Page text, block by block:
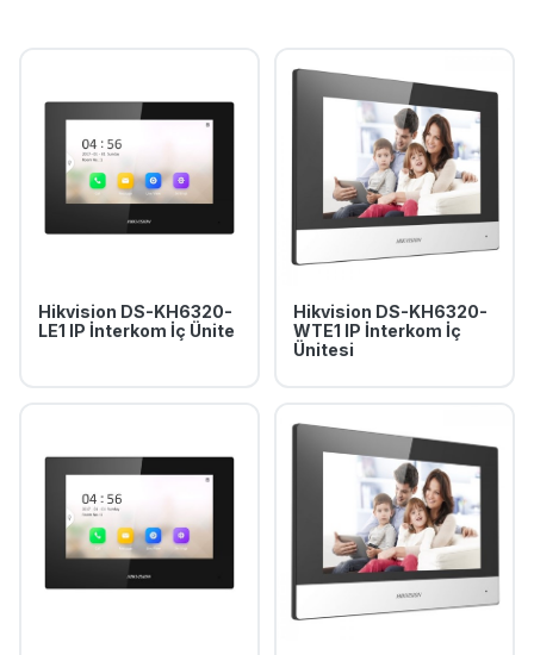
Hikvision DS-KH6320-
LE1 IP İnterkom İç Ünite
Hikvision DS-KH6320-
WTE1 IP İnterkom İç
Ünitesi